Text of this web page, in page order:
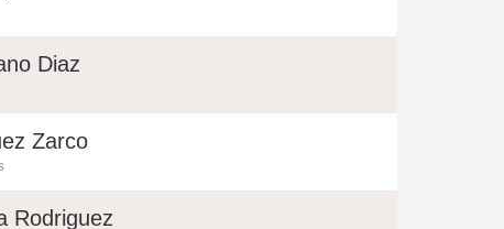
Diaz
Zarco
Rodriguez